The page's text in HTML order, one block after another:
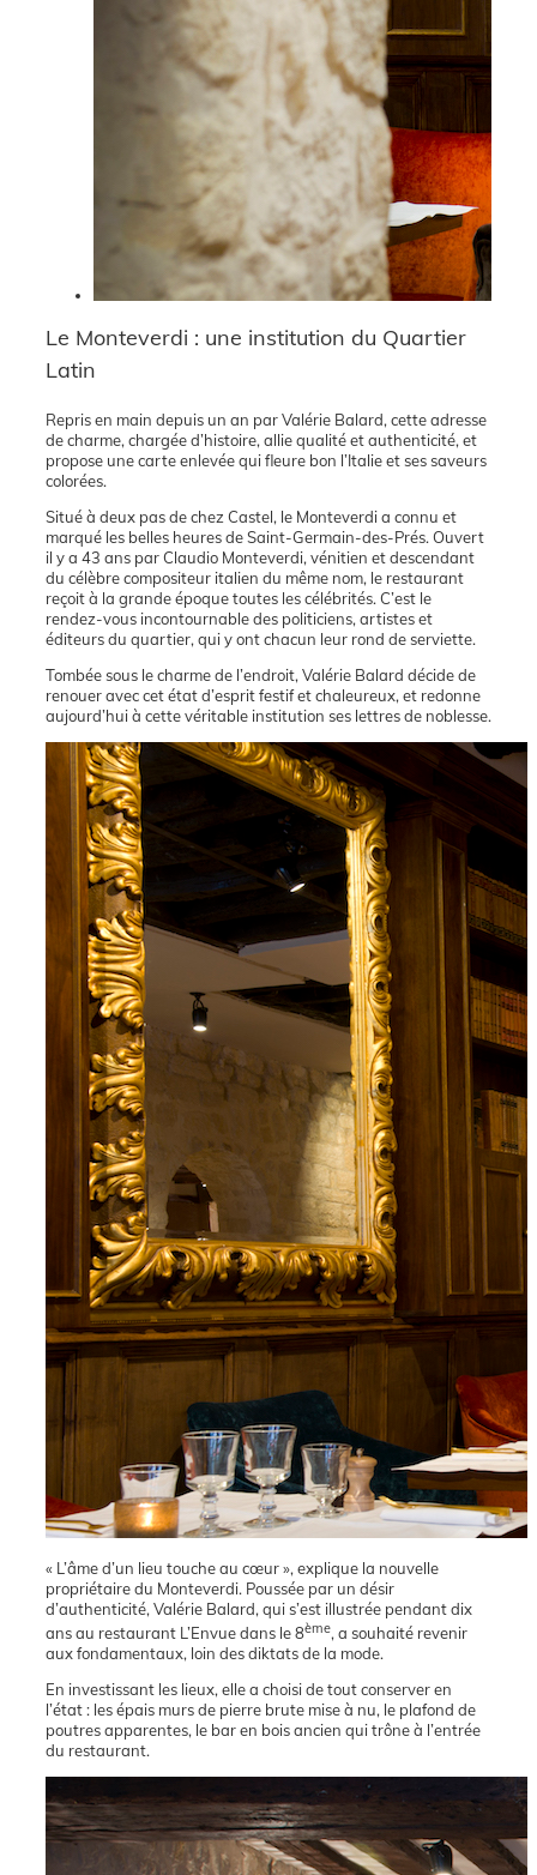
Le Monteverdi : une institution du Quartier
Latin
Repris en main depuis un an par Valérie Balard, cette adresse
de charme, chargée d’histoire, allie qualité et authenticité, et
propose une carte enlevée qui fleure bon l’Italie et ses saveurs
colorées.
Situé à deux pas de chez Castel, le Monteverdi a connu et
marqué les belles heures de Saint-Germain-des-Prés. Ouvert
il y a 43 ans par Claudio Monteverdi, vénitien et descendant
du célèbre compositeur italien du même nom, le restaurant
reçoit à la grande époque toutes les célébrités. C’est le
rendez-vous incontournable des politiciens, artistes et
éditeurs du quartier, qui y ont chacun leur rond de serviette.
Tombée sous le charme de l’endroit, Valérie Balard décide de
renouer avec cet état d’esprit festif et chaleureux, et redonne
aujourd’hui à cette véritable institution ses lettres de noblesse.
« L’âme d’un lieu touche au cœur », explique la nouvelle
propriétaire du Monteverdi. Poussée par un désir
d’authenticité, Valérie Balard, qui s’est illustrée pendant dix
ans au restaurant L’Envue dans le 8ème, a souhaité revenir
aux fondamentaux, loin des diktats de la mode.
En investissant les lieux, elle a choisi de tout conserver en
l’état : les épais murs de pierre brute mise à nu, le plafond de
poutres apparentes, le bar en bois ancien qui trône à l’entrée
du restaurant.